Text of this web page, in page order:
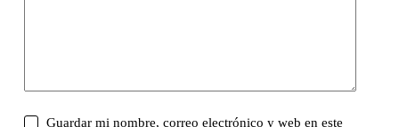
Guardar mi nombre, correo electrónico y web en este